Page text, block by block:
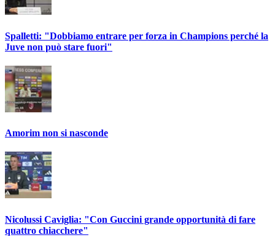
Spalletti: "Dobbiamo entrare per forza in Champions perché la
Juve non può stare fuori"
Amorim non si nasconde
Nicolussi Caviglia: "Con Guccini grande opportunità di fare
quattro chiacchere"